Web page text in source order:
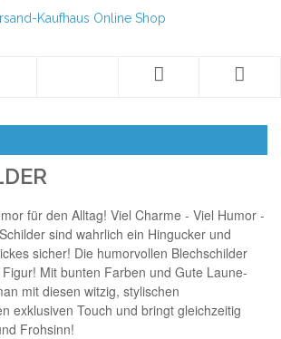
für den Alltag! Viel Charme - Viel Humor -
sind wahrlich ein Hingucker und
sicher! Die humorvollen Blechschilder
Mit bunten Farben und Gute Laune-
mit diesen witzig, stylischen
exklusiven Touch und bringt gleichzeitig
Frohsinn!